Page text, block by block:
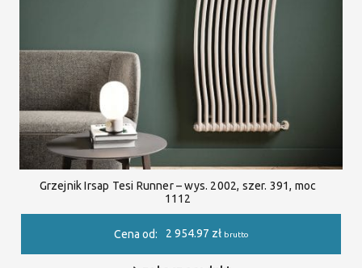
Grzejnik Irsap Tesi Runner – wys. 2002, szer. 391, moc
1112
Cena od: 2 954.97 zł brutto